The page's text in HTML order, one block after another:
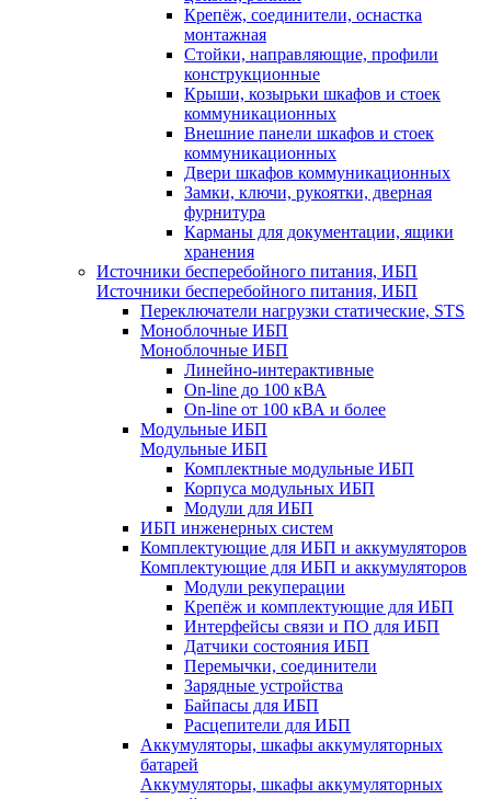
Крепёж, соединители, оснастка
монтажная
Стойки, направляющие, профили
конструкционные
Крыши, козырьки шкафов и стоек
коммуникационных
Внешние панели шкафов и стоек
коммуникационных
Двери шкафов коммуникационных
Замки, ключи, рукоятки, дверная
фурнитура
Карманы для документации, ящики
хранения
Источники бесперебойного питания, ИБП
Источники бесперебойного питания, ИБП
Переключатели нагрузки статические, STS
Моноблочные ИБП
Моноблочные ИБП
Линейно-интерактивные
On-line до 100 кВА
On-line от 100 кВА и более
Модульные ИБП
Модульные ИБП
Комплектные модульные ИБП
Корпуса модульных ИБП
Модули для ИБП
ИБП инженерных систем
Комплектующие для ИБП и аккумуляторов
Комплектующие для ИБП и аккумуляторов
Модули рекуперации
Крепёж и комплектующие для ИБП
Интерфейсы связи и ПО для ИБП
Датчики состояния ИБП
Перемычки, соединители
Зарядные устройства
Байпасы для ИБП
Расцепители для ИБП
Аккумуляторы, шкафы аккумуляторных
батарей
Аккумуляторы, шкафы аккумуляторных